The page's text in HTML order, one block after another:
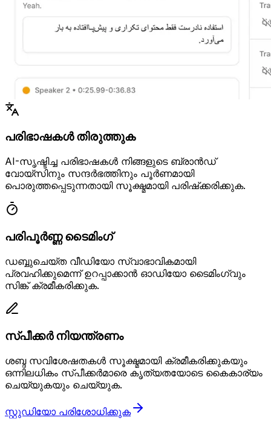
പരിഭാഷകൾ തിരുത്തുക
AI-സൃഷ്ടിച്ച പരിഭാഷകൾ നിങ്ങളുടെ ബ്രാൻഡ്
വോയ്‌സിനും സന്ദർഭത്തിനും പൂർണമായി
പൊരുത്തപ്പെടുന്നതായി സൂക്ഷ്മമായി പരിഷ്‌ക്കരിക്കുക.
പരിപൂർണ്ണ ടൈമിംഗ്
ഡബ്ബുചെയ്ത വീഡിയോ സ്വാഭാവികമായി
പ്രവഹിക്കുമെന്ന് ഉറപ്പാക്കാൻ ഓഡിയോ ടൈമിംഗ്വും
സിങ്ക് ക്രമീകരിക്കുക.
സ്പീക്കർ നിയന്ത്രണം
ശബ്ദ സവിശേഷതകൾ സൂക്ഷ്മമായി ക്രമീകരിക്കുകയും
ഒന്നിലധികം സ്പീക്കർമാരെ കൃത്യതയോടെ കൈകാര്യം
ചെയ്യുകയും ചെയ്യുക.
സ്റ്റുഡിയോ പരിശോധിക്കുക